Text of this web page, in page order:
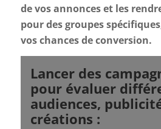
de vos annonces et les
pour des groupes
vos chances de conversion.
Lancer des
pour évaluer
audiences,
créations :